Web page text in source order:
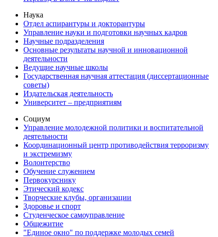
Наука
Отдел аспирантуры и докторантуры
Управление науки и подготовки научных кадров
Научные подразделения
Основные результаты научной и инновационной
деятельности
Ведущие научные школы
Государственная научная аттестация (диссертационные
советы)
Издательская деятельность
Университет – предприятиям
Социум
Управление молодежной политики и воспитательной
деятельности
Координационный центр противодействия терроризму
и экстремизму
Волонтерство
Обучение служением
Первокурснику
Этический кодекс
Творческие клубы, организации
Здоровье и спорт
Студенческое самоуправление
Общежитие
"Единое окно" по поддержке молодых семей